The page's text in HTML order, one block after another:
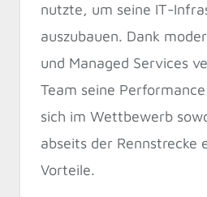
nutzte, um seine IT-
auszubauen. Dank
und Managed Services
Team seine
sich im Wettbewerb
abseits der Rennstrecke
Vorteile.